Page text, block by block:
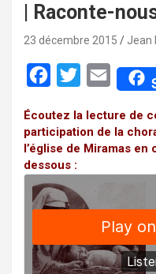
| Raconte-
23 décembre 2015 Jean
c
e
b
o
i
e
E
a
i
Écoutez la lecture de
participation de la
l’église de Miramas
dessous :